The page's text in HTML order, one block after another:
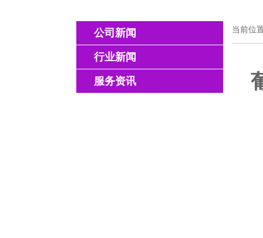
公司新闻
行业新闻
服务资讯
当前位